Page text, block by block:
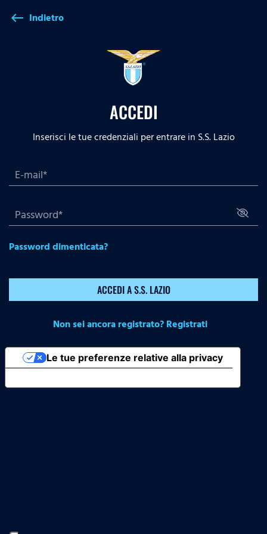
west Indietro
ACCEDI
Inserisci le tue credenziali per entrare in S.S. Lazio
Password dimenticata?
ACCEDI A S.S. LAZIO
Non sei ancora registrato? Registrati
Le tue preferenze relative alla privacy